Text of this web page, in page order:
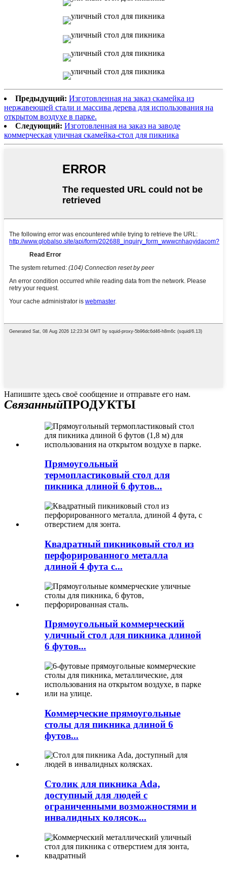
Предыдущий: Изготовленная на заказ скамейка из
нержавеющей стали и массива дерева для использования на
открытом воздухе в парке.
Следующий: Изготовленная на заказ на заводе
коммерческая уличная скамейка-стол для пикника
Напишите здесь своё сообщение и отправьте его нам.
СвязанныйПРОДУКТЫ
Прямоугольный
термопластиковый стол для
пикника длиной 6 футов...
Квадратный пикниковый стол из
перфорированного металла
длиной 4 фута с...
Прямоугольный коммерческий
уличный стол для пикника длиной
6 футов...
Коммерческие прямоугольные
столы для пикника длиной 6
футов...
Столик для пикника Ada,
доступный для людей с
ограниченными возможностями и
инвалидных колясок...